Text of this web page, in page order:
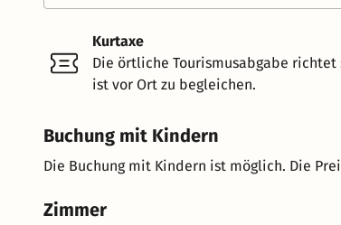
Kurtaxe
Die örtliche Tourismusabgabe
ist vor Ort zu begleichen.
Buchung mit Kindern
Die Buchung mit Kindern ist möglich. Die
Zimmer